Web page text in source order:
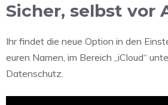
Sicher, selbst vor
Ihr findet die neue Option in den
euren Namen, im Bereich „iCloud“
Datenschutz.